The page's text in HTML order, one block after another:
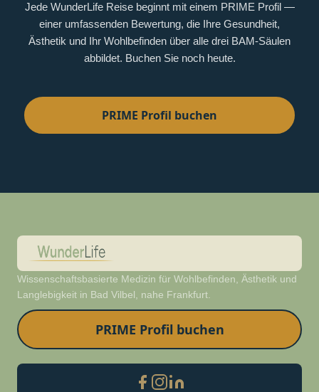
Jede WunderLife Reise beginnt mit einem PRIME Profil —
einer umfassenden Bewertung, die Ihre Gesundheit,
Ästhetik und Ihr Wohlbefinden über alle drei BAM-Säulen
abbildet. Buchen Sie noch heute.
PRIME Profil buchen
Wissenschaftsbasierte Medizin für Wohlbefinden, Ästhetik und
Langlebigkeit in Bad Vilbel, nahe Frankfurt.
PRIME Profil buchen